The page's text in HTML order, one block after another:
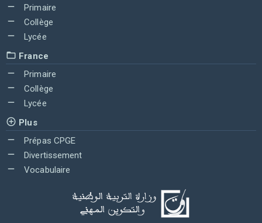
Primaire
Collège
Lycée
France
Primaire
Collège
Lycée
Plus
Prépas CPGE
Divertissement
Vocabulaire